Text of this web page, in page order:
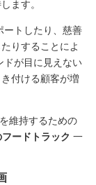
ます。
ートしたり、慈善
りすることによ
ドが目に見えない
付ける顧客が増
維持するための
ードトラック 一